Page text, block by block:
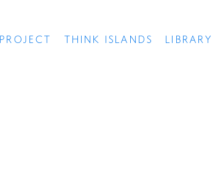
PROJECT THINK ISLANDS LIBRARY